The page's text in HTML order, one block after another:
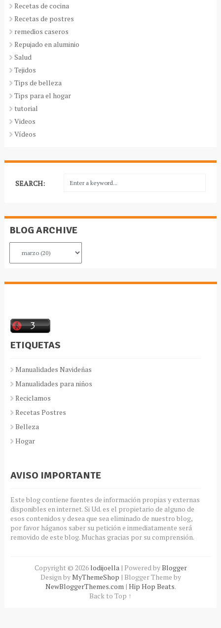
Recetas de cocina
Recetas de postres
remedios caseros
Repujado en aluminio
Salud
Tejidos
Tips de belleza
Tips para el hogar
tutorial
Videos
Vídeos
SEARCH:
BLOG ARCHIVE
ETIQUETAS
Manualidades Navideñas
Manualidades para niños
Reciclamos
Recetas Postres
Belleza
Hogar
AVISO IMPORTANTE
Este blog contiene fuentes de información propias y externas
disponibles en internet. Si Ud. es el propietario de alguno de
esos contenidos y desea que sea eliminado de nuestro blog,
por favor háganos saber su petición e inmediatamente será
removido de este blog. Muchas gracias por su comprensión.
Copyright © 2026 lodijoella| Powered byBlogger
Design byMyThemeShop | Blogger Theme by
NewBloggerThemes.com| Hip Hop Beats.
Back to Top ↑